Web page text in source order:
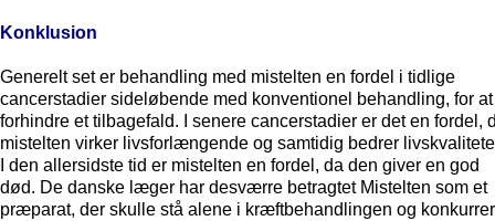
Konklusion
Generelt set er behandling med mistelten en fordel i tidlige
cancerstadier sideløbende med konventionel behandling, for at
forhindre et tilbagefald. I senere cancerstadier er det en fordel,
mistelten virker livsforlængende og samtidig bedrer
I den allersidste tid er mistelten en fordel, da den giver en god
død. De danske læger har desværre betragtet Mistelten som et
præparat, der skulle stå alene i kræftbehandlingen og